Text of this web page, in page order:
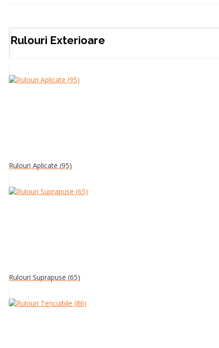
Rulouri Exterioare
Rulouri Aplicate (95)
Rulouri Suprapuse (65)